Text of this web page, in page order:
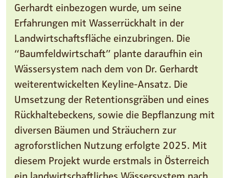
Gerhardt einbezogen wurde, um seine
Erfahrungen mit Wasserrückhalt in der
Landwirtschaftsfläche einzubringen. Die
“Baumfeldwirtschaft” plante daraufhin ein
Wässersystem nach dem von Dr. Gerhardt
weiterentwickelten Keyline-Ansatz. Die
Umsetzung der Retentionsgräben und eines
Rückhaltebeckens, sowie die Bepflanzung mit
diversen Bäumen und Sträuchern zur
agroforstlichen Nutzung erfolgte 2025. Mit
diesem Projekt wurde erstmals in Österreich